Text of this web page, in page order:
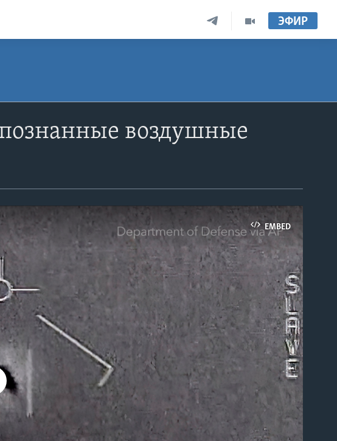
ЭФИР
воздушные
EMBED
available